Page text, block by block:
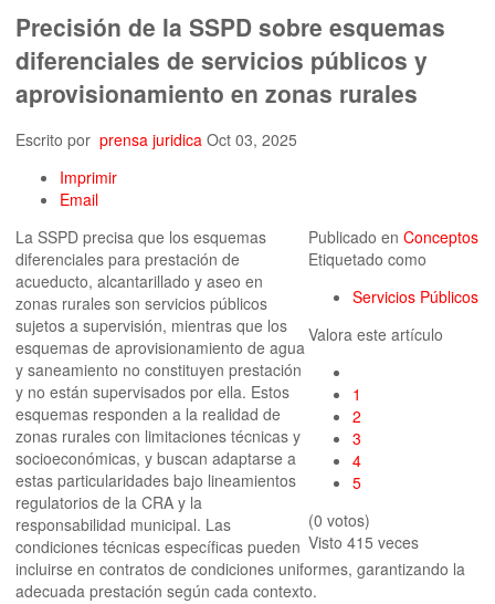
Precisión de la SSPD sobre esquemas
diferenciales de servicios públicos y
aprovisionamiento en zonas rurales
Escrito por prensa juridica Oct 03, 2025
Imprimir
Email
Publicado en Conceptos
Etiquetado como
Servicios Públicos
Valora este artículo
1
2
3
4
5
(0 votos)
Visto 415 veces
La SSPD precisa que los esquemas
diferenciales para prestación de
acueducto, alcantarillado y aseo en
zonas rurales son servicios públicos
sujetos a supervisión, mientras que los
esquemas de aprovisionamiento de agua
y saneamiento no constituyen prestación
y no están supervisados por ella. Estos
esquemas responden a la realidad de
zonas rurales con limitaciones técnicas y
socioeconómicas, y buscan adaptarse a
estas particularidades bajo lineamientos
regulatorios de la CRA y la
responsabilidad municipal. Las
condiciones técnicas específicas pueden
incluirse en contratos de condiciones uniformes, garantizando la
adecuada prestación según cada contexto.